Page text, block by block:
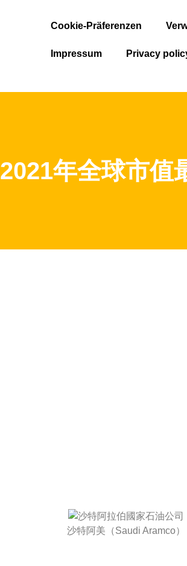
Cookie-Präferenzen
Impressum Privacy
2021年全球市值
沙特阿美（Saudi Aramco）